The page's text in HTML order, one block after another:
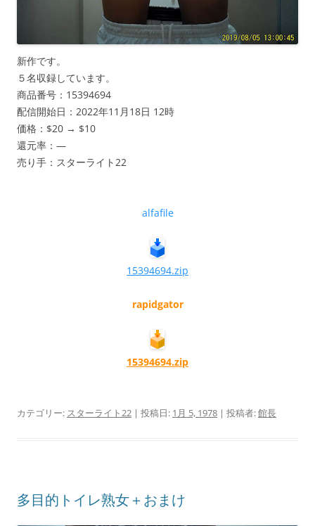
新作です。
５名収録しています。
商品番号：15394694
配信開始日：2022年11月18日 12時
価格：$20 → $10
還元率：—
売り手：スターライト22
alfafile
15394694.zip
rapidgator
15394694.zip
カテゴリー: スターライト22 | 投稿日: 1月 5, 1978 | 投稿者:館長
多目的トイレ熟女＋おまけ